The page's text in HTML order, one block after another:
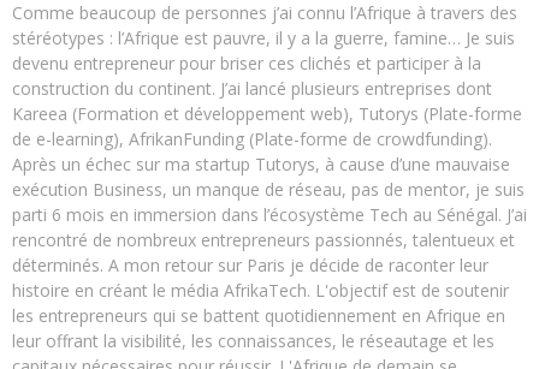
Comme beaucoup de personnes j’ai connu l’Afrique à travers des
stéréotypes : l’Afrique est pauvre, il y a la guerre, famine… Je suis
devenu entrepreneur pour briser ces clichés et participer à la
construction du continent. J’ai lancé plusieurs entreprises dont
Kareea (Formation et développement web), Tutorys (Plate-forme
de e-learning), AfrikanFunding (Plate-forme de crowdfunding).
Après un échec sur ma startup Tutorys, à cause d’une mauvaise
exécution Business, un manque de réseau, pas de mentor, je suis
parti 6 mois en immersion dans l’écosystème Tech au Sénégal. J’ai
rencontré de nombreux entrepreneurs passionnés, talentueux et
déterminés. A mon retour sur Paris je décide de raconter leur
histoire en créant le média AfrikaTech. L'objectif est de soutenir
les entrepreneurs qui se battent quotidiennement en Afrique en
leur offrant la visibilité, les connaissances, le réseautage et les